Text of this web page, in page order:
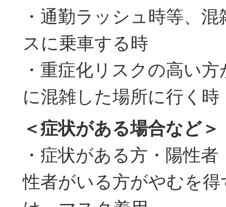
・通勤ラッシュ時等、
スに乗車する時
・重症化リスクの高い
に混雑した場所に行く時
＜症状がある場合など＞
・症状がある方・陽性
性者がいる方がやむを